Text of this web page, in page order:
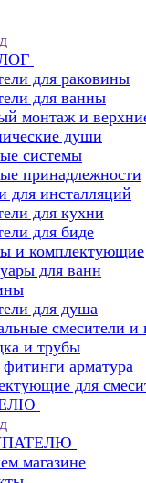
для раковины
для ванны
монтаж и
души
системы
принадлежности
для инсталляций
для кухни
для биде
и комплектующие
для ванн
для душа
смесители и
и трубы
арматура
для
магазине